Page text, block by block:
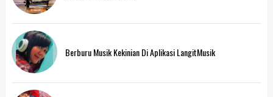
Berburu Musik Kekinian Di Aplikasi LangitMusik